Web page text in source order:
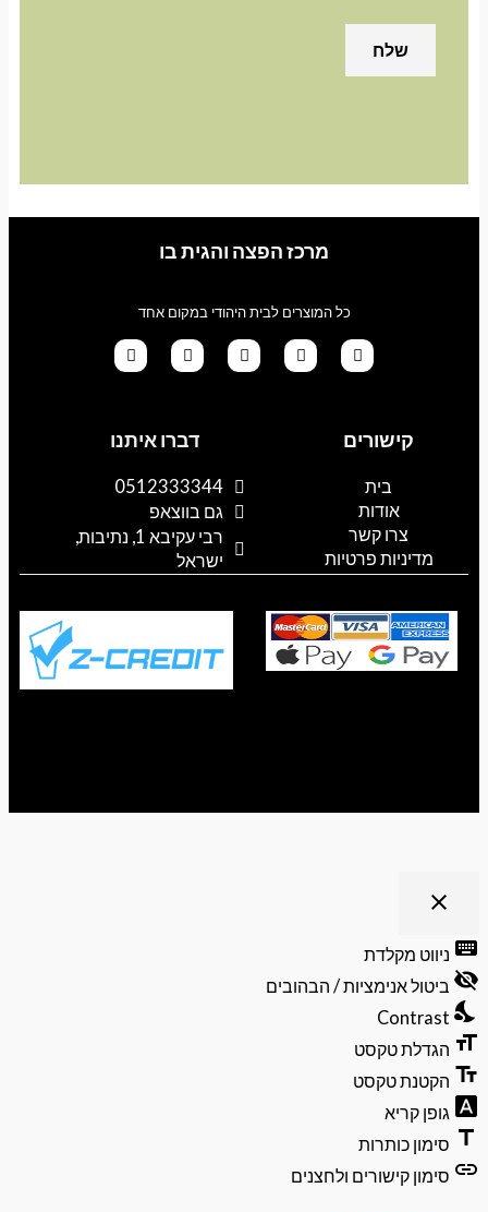
מרכז הפצה והגית בו
כל המוצרים לבית היהודי במקום אחד
a
s
a
p
p
o
k
o
l
e
קישורים
בית
אודות
צרו קשר
מדיניות פרטיות
דברו איתנו
0512333344
גם בווצאפ
רבי עקיבא 1, נתיבות,
ישראל
close
וסגירה
של
תפריט
הנגישות
ניווט מקלדת
ביטול אנימציות / הבהובים
Contrast
הגדלת טקסט
הקטנת טקסט
גופן קריא
סימון כותרות
סימון קישורים ולחצנים